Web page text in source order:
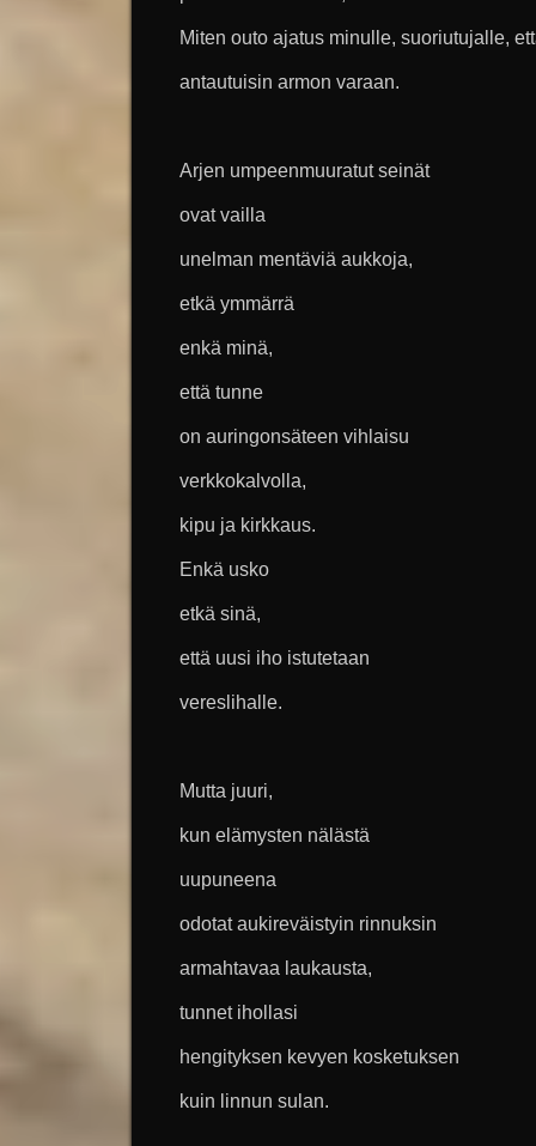
Miten outo ajatus minulle, suoriutujalle,
antautuisin armon varaan.
Arjen umpeenmuuratut seinät
ovat vailla
unelman mentäviä aukkoja,
etkä ymmärrä
enkä minä,
että tunne
on auringonsäteen vihlaisu
verkkokalvolla,
kipu ja kirkkaus.
Enkä usko
etkä sinä,
että uusi iho istutetaan
vereslihalle.
Mutta juuri,
kun elämysten nälästä
uupuneena
odotat aukireväistyin rinnuksin
armahtavaa laukausta,
tunnet ihollasi
hengityksen kevyen kosketuksen
kuin linnun sulan.